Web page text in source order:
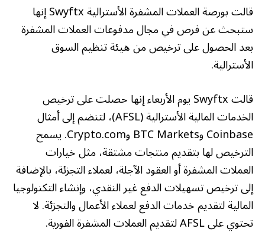
قالت بورصة العملات المشفرة الأسترالية Swyftx إنها
ستبحث عن فرص في مجال مدفوعات العملات المشفرة
بعد الحصول على ترخيص من هيئة تنظيم السوق
الأسترالية.
قالت Swyftx يوم الأربعاء إنها حصلت على ترخيص
الخدمات المالية الأسترالية (AFSL)، لتنضم إلى أمثال
Coinbase وBTC Markets وCrypto.com. يسمح
الترخيص لها بتقديم منتجات مشتقة، مثل خيارات
العملات المشفرة أو العقود الآجلة، لعملاء التجزئة، بالإضافة
إلى ترخيص تسهيلات الدفع غير النقدي، وإنشاء التكنولوجيا
المالية لتقديم خدمات الدفع لعملاء الأعمال والتجزئة. لا
تحتوي على AFSL لتقديم العملات المشفرة الفورية.